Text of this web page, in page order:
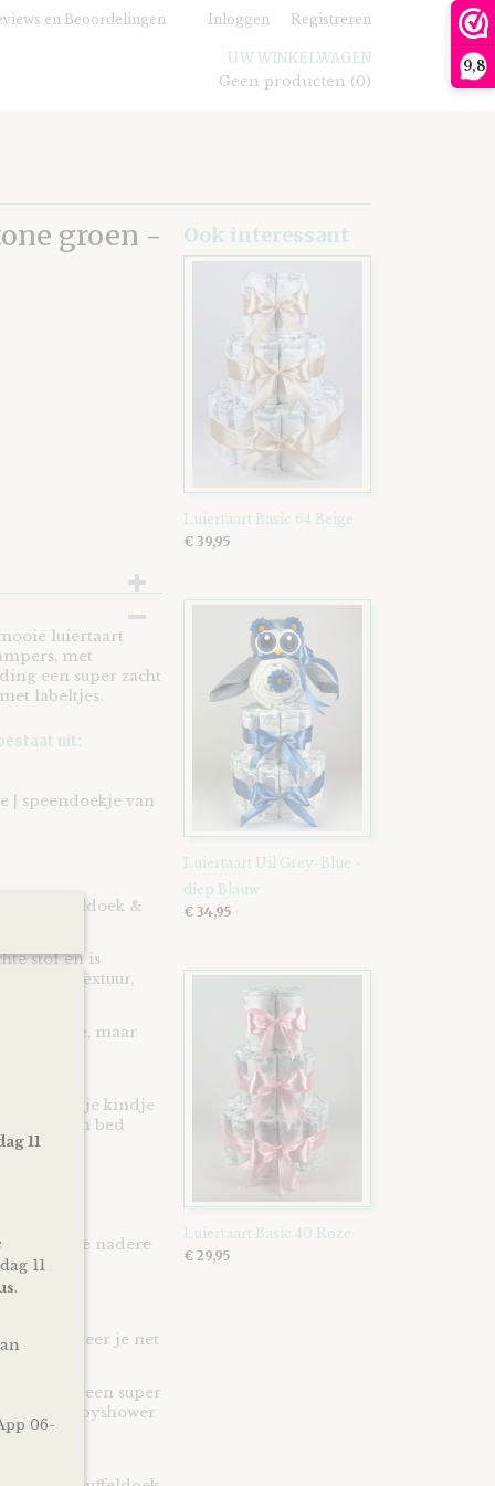
9,8
en Beoordelingen Inloggen Registreren
UW WINKELWAGEN
Geen producten (0)
groen -
luiertaart
met
een super zacht
labeltjes.
uit:
| speendoekje van
knuffeldoek &
stof en is
kleur, textuur,
vriendje, maar
Zo heeft je kindje
in bed
en de nadere
of wanneer je net
heb je een super
babyshower
geven!
Ook interessant
Luiertaart Basic 64 Beige
€ 39,95
Luiertaart Uil Grey-Blue -
diep Blauw
€ 34,95
Luiertaart Basic 40 Roze
€ 29,95
11
11
.
06-